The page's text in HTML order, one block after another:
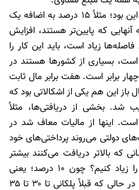
شریعتی: بله یک پیشنهاد دیگر هم این بود؛ مثلاً ۱۵ درصد به اضافه یک
که پایین‌تر هستند، افزایش
زیاد است، باید این کار را
بسیاری از کشور‌ها هستند در
برابر است. هفت برابر مال ثابت
این هم یکی از اشکالاتی بود که
شد. بخشی از دریافتی‌ها، مثلاً
اینها از مالیات معاف شد در
دولتی می‌روند پرداختی‌های خود
که بالاتر دریافت می‌کنند بیشتر
خواهند شد. ما چرا باید فاصله‌ها را زیاد کنیم؟ چون ۱۰ درصد؛ یعنی
مالیات آنها علی‌الرأس شد ۱۰ درصد، در حالی که قبلاً پلکانی تا ۳۰ تا ۳۵